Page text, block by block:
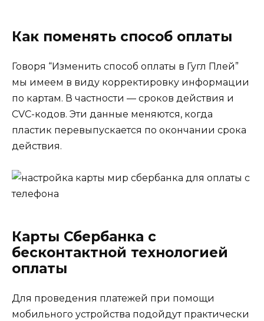
Как поменять способ оплаты
Говоря “Изменить способ оплаты в Гугл Плей”
мы имеем в виду корректировку информации
по картам. В частности — сроков действия и
CVC-кодов. Эти данные меняются, когда
пластик перевыпускается по окончании срока
действия.
Карты Сбербанка с
бесконтактной технологией
оплаты
Для проведения платежей при помощи
мобильного устройства подойдут практически